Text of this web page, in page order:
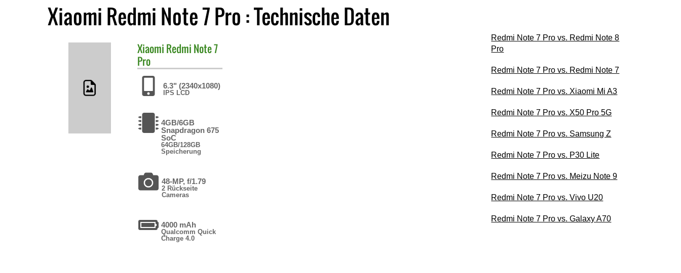
Xiaomi Redmi Note 7 Pro : Technische Daten
Xiaomi Redmi Note 7
Pro
6.3" (2340x1080)
IPS LCD
4GB/6GB
Snapdragon 675
SoC
64GB/128GB
Speicherung
48-MP, f/1.79
2 Rückseite
Cameras
4000 mAh
Qualcomm Quick
Charge 4.0
Redmi Note 7 Pro vs. Redmi Note 8
Pro
Redmi Note 7 Pro vs. Redmi Note 7
Redmi Note 7 Pro vs. Xiaomi Mi A3
Redmi Note 7 Pro vs. X50 Pro 5G
Redmi Note 7 Pro vs. Samsung Z
Redmi Note 7 Pro vs. P30 Lite
Redmi Note 7 Pro vs. Meizu Note 9
Redmi Note 7 Pro vs. Vivo U20
Redmi Note 7 Pro vs. Galaxy A70